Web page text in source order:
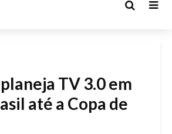
TV 3.0 em
até a Copa de